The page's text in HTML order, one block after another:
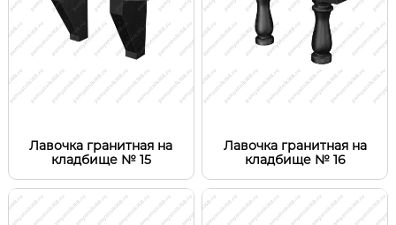
Лавочка гранитная на
кладбище № 15
Лавочка гранитная на
кладбище № 16